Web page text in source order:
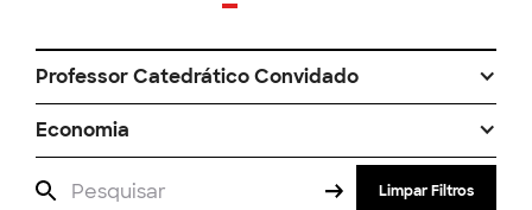
Professor Catedrático Convidado
Economia
Limpar Filtros